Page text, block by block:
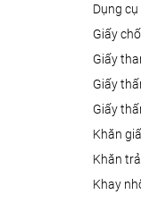
dụng
giấy
giấy
giấy
giấy
khăn
khăn
khay